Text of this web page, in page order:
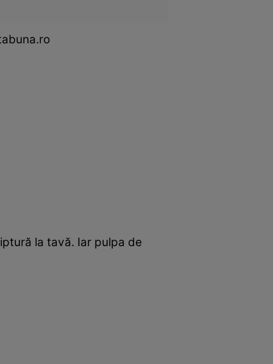
la tavă. Iar pulpa de